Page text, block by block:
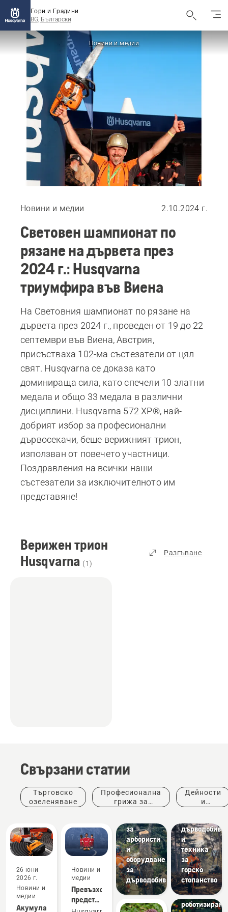
Гори и Градини
BG, Български
Новини и медии
Новини и медии 2.10.2024 г.
Световен шампионат по
рязане на дървета през
2024 г.: Husqvarna
триумфира във Виена
На Световния шампионат по рязане на
дървета през 2024 г., проведен от 19 до 22
септември във Виена, Австрия,
присъстваха 102-ма състезатели от цял
свят. Husqvarna се доказа като
доминираща сила, като спечели 10 златни
медала и общо 33 медала в различни
дисциплини. Husqvarna 572 XP®, най-
добрият избор за професионални
дървосекачи, беше верижният трион,
използван от повечето участници.
Поздравления на всички наши
състезатели за изключителното им
представяне!
Верижен трион
Husqvarna (1)
Разгъване
Свързани статии
Търговско
озеленяване
Професионална
грижа за
Дейности
и
26 юни
2026 г.
Новини и
медии
Акумулаторна
Новини и
медии
Превъзходното
представяне
върху
Решения
Широка
гама
за
арбористи
и
оборудване
за
дърводобив
Решения
консумативи
дърводобив
и
техника
за
горско
стопанство
Новини и
медии
Най-
старата
в света
роботизирана